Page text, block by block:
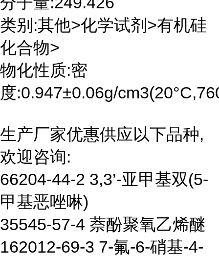
类别:其他>化学试剂>有机硅
化合物>
物化性质:密
度:0.947±0.06g/
生产厂家优惠供应以下品种,
欢迎咨询:
66204-44-2 3,3’-亚甲基双(5-
甲基恶唑啉)
35545-57-4 萘酚聚氧乙烯醚
162012-69-3 7-氟-6-硝基-4-